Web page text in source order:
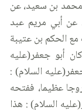
محمد بن سعيد، عن
عن أبي مريم عبد
مع الحكم بن عتيبة
أبو جعفر(عليه
السلام) :
عظيما، ففتحه
السلام) : هذا